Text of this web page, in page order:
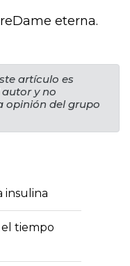
eterna.
artículo es
y no
opinión del grupo
insulina
el tiempo